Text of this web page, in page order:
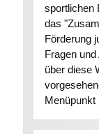
sportlichen
das
Förderung
Fragen
über diese
Menüpunkt